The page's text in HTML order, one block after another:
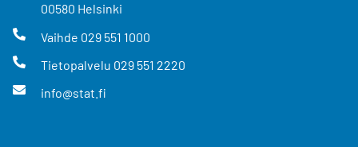
00580 Helsinki
Vaihde 029 551 1000
Tietopalvelu 029 551 2220
info@stat.fi